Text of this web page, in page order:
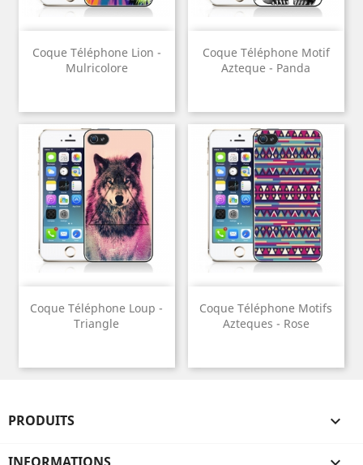
Coque Téléphone Lion -
Mulricolore
Coque Téléphone Motif
Azteque - Panda
Coque Téléphone Loup -
Triangle
Coque Téléphone Motifs
Azteques - Rose
PRODUITS 